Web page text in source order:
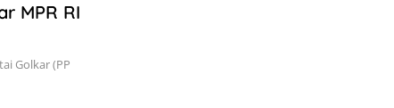
MPR RI
Golkar (PP